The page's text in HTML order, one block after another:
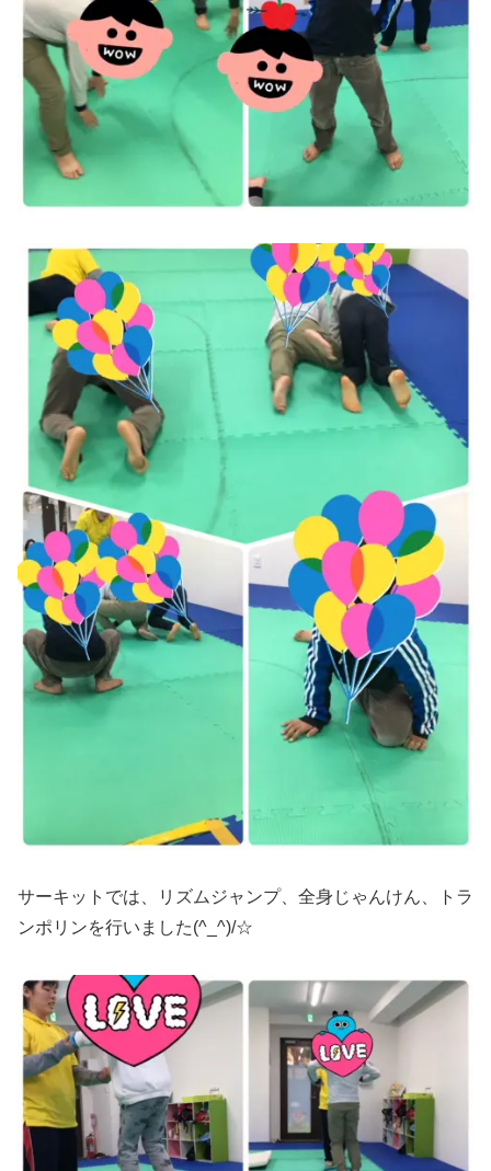
サーキットでは、リズムジャンプ、全身じゃんけん、トラ
ンポリンを行いました(^_^)/☆